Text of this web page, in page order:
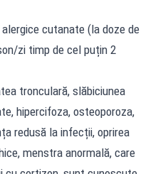
cutanate (la doze de
zi timp de cel puțin 2
tronculară, slăbiciunea
hipercifoza, osteoporoza,
redusă la infecții, oprirea
menstra anormală, care